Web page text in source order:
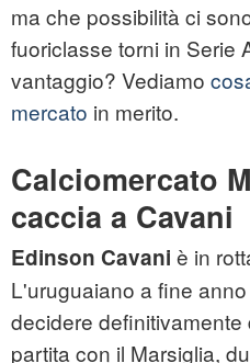
ma che possibilità ci
fuoriclasse torni in Serie
vantaggio? Vediamo
mercato in merito.
Calciomercato
caccia a Cavani
Edinson Cavani è in
L'uruguaiano a fine
decidere
partita con il Marsiglia,